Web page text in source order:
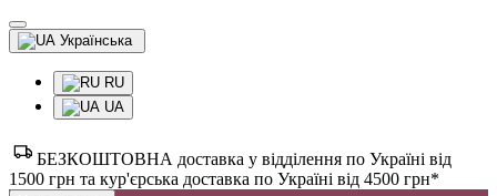
Українська
RU
UA
БЕЗКОШТОВНА доставка у відділення по Україні від
1500 грн та кур'єрська доставка по Україні від 4500 грн*